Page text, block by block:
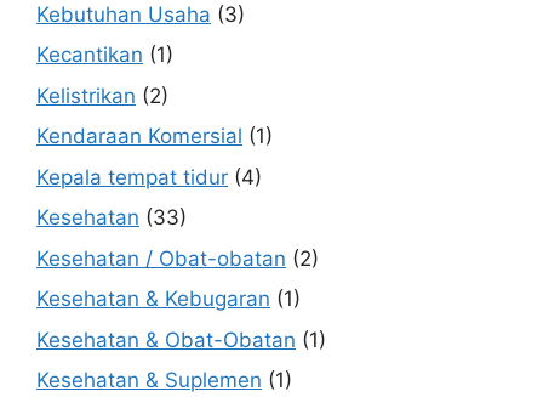
Kebutuhan Usaha (3)
Kecantikan (1)
Kelistrikan (2)
Kendaraan Komersial (1)
Kepala tempat tidur (4)
Kesehatan (33)
Kesehatan / Obat-obatan (2)
Kesehatan & Kebugaran (1)
Kesehatan & Obat-Obatan (1)
Kesehatan & Suplemen (1)